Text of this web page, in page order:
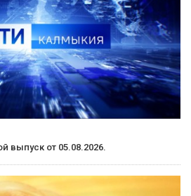
выпуск от 05.08.2026.